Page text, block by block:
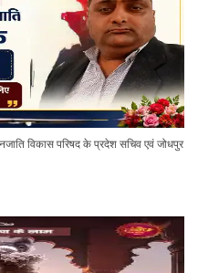
विकास परिषद के प्रदेश सचिव एवं जोधपुर